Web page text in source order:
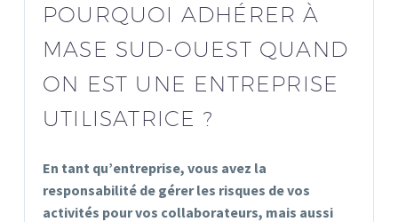
POURQUOI ADHÉRER À
MASE SUD-OUEST QUAND
ON EST UNE ENTREPRISE
UTILISATRICE ?
En tant qu’entreprise, vous avez la
responsabilité de gérer les risques de vos
activités pour vos collaborateurs, mais aussi